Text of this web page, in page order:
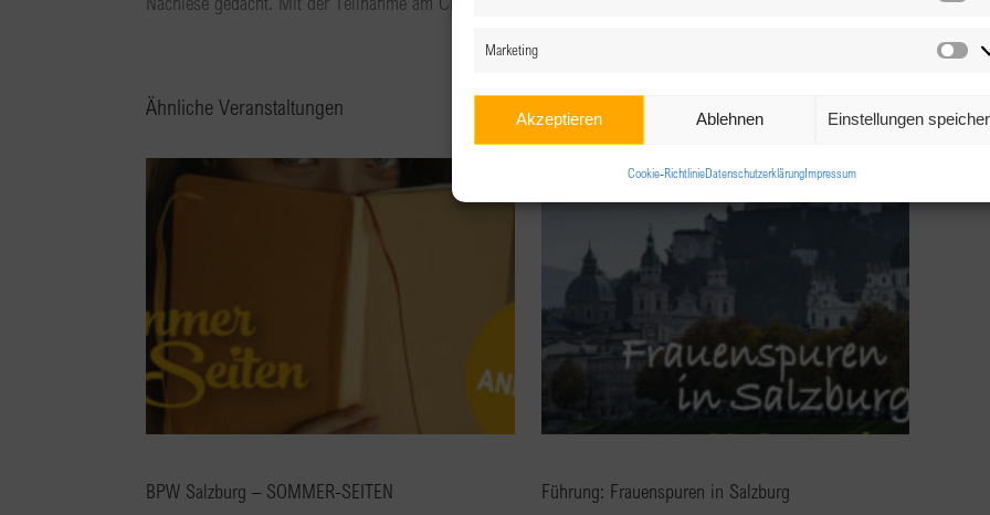
Marketing
Akzeptieren Ablehnen Einstellungen
Cookie-RichtlinieDatenschutzerklärungImpressum
Ähnliche Veranstaltungen
BPW Salzburg – SOMMER-SEITEN Führung: Frauenspuren in Salzburg